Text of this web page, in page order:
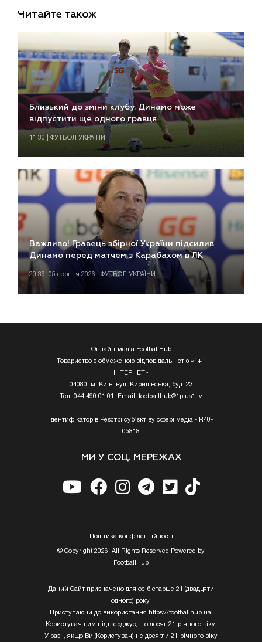
Читайте також
Близький до зміни клубу. Динамо може
відпустити ще одного гравця
11:30 | ФУТБОЛ УКРАЇНИ
Важливо! Гравець збірної України підсилив
Динамо перед матчем з Карабахом в ЛК
20:39, 05 серпня 2026 | ФУТБОЛ УКРАЇНИ
Онлайн-медіа FootballHub
Товариство з обмеженою відповідальністю «1+1
ІНТЕРНЕТ»
04080, м. Київ, вул. Кирилівська, буд. 23
Тел. 044 490 01 01, Email: footballhub@1plus1.tv
Ідентифікатор в Реєстрі суб’єктіву сфері медіа - R40-
05818
МИ У СОЦ. МЕРЕЖАХ
Полiтика конфiденцiйностi
© Copyright 2026, All Rights Reserved Powered by
FootballHub
Даний Сайт призначено для осіб старше 21 (двадцяти
одного) року.
Приступаючи до використання https://footballhub.ua,
Користувач цим підтверджує, що досяг 21-річного віку.
У разі , якщо Ви (Користувач) не досягли 21-річного віку